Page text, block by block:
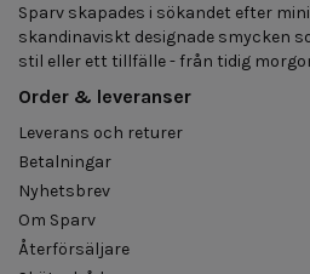
Sparv skapades i sökandet efter
skandinaviskt designade smycken
stil eller ett tillfälle - från tidig
Order & leveranser
Leverans och returer
Betalningar
Nyhetsbrev
Om Sparv
Återförsäljare